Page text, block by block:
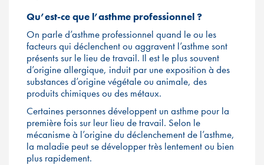
Qu’est-ce que l’asthme professionnel ?
On parle d’asthme professionnel quand le ou les
facteurs qui déclenchent ou aggravent l’asthme sont
présents sur le lieu de travail. Il est le plus souvent
d’origine allergique, induit par une exposition à des
substances d’origine végétale ou animale, des
produits chimiques ou des métaux.
Certaines personnes développent un asthme pour la
première fois sur leur lieu de travail. Selon le
mécanisme à l’origine du déclenchement de l’asthme,
la maladie peut se développer très lentement ou bien
plus rapidement.